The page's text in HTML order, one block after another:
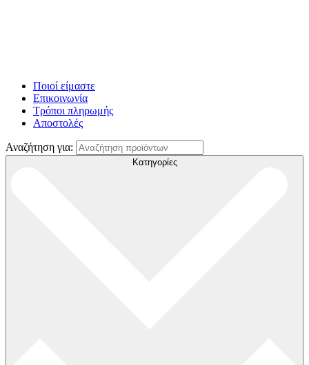
Ποιοί είμαστε
Επικοινωνία
Τρόποι πληρωμής
Αποστολές
Αναζήτηση για:
Κατηγορίες